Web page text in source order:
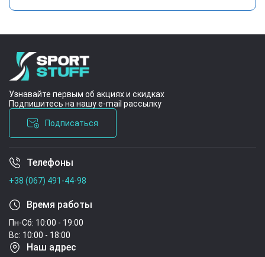
Узнавайте первым об акциях и скидках
Подпишитесь на нашу e-mail рассылку
Подписаться
Условия соглашения
Телефоны
+38 (067) 491-44-98
Время работы
Пн-Сб: 10:00 - 19:00
Вс: 10:00 - 18:00
Наш адрес